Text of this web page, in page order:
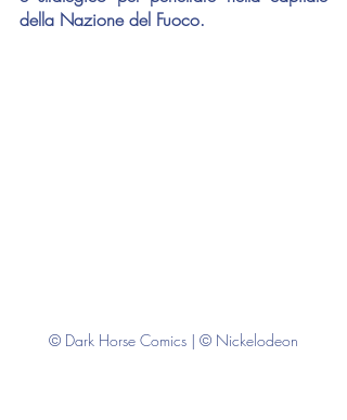
della Nazione del Fuoco.
© Dark Horse Comics | © Nickelodeon